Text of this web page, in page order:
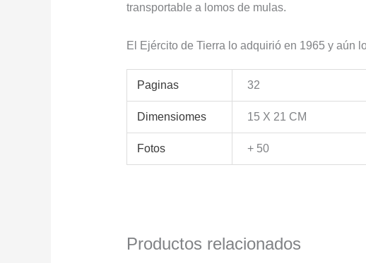
transportable a lomos de mulas.
El Ejército de Tierra lo adquirió en 1965 y aún
Paginas 32
Dimensiomes 15 X 21 CM
Fotos + 50
Productos relacionados